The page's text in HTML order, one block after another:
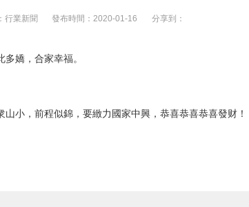
行業新聞 發布時間： 2020-01-16 分享到：
嬌，合家幸福。
小，前程似錦，要緻力國家中興，恭喜恭喜恭喜發财！